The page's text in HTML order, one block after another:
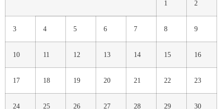
1 2
3 4 5 6 7 8 9
10 11 12 13 14 15 16
17 18 19 20 21 22 23
24 25 26 27 28 29 30